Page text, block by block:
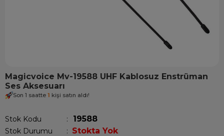
Magicvoice Mv-19588 UHF Kablosuz Enstrüman
Ses Aksesuarı
Son 1 saatte 1 kişi satın aldı!
Stok Kodu 19588
Stok Durumu : Stokta Yok